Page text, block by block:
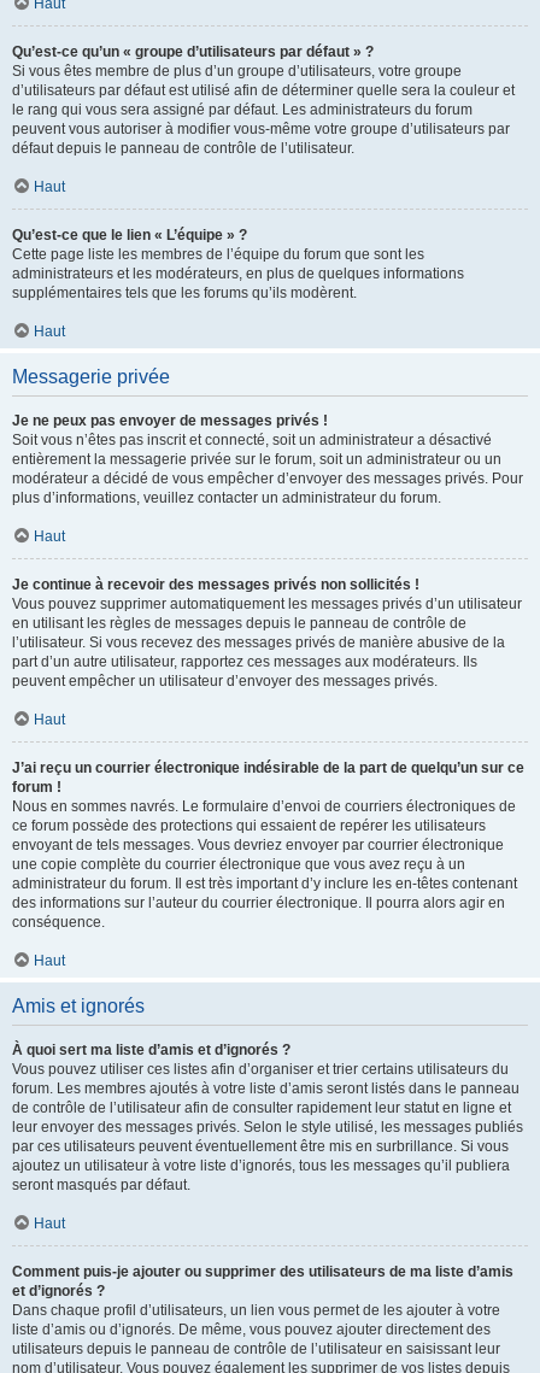
Haut
Qu’est-ce qu’un « groupe d’utilisateurs par défaut » ?
Si vous êtes membre de plus d’un groupe d’utilisateurs, votre groupe
d’utilisateurs par défaut est utilisé afin de déterminer quelle sera la couleur et
le rang qui vous sera assigné par défaut. Les administrateurs du forum
peuvent vous autoriser à modifier vous-même votre groupe d’utilisateurs par
défaut depuis le panneau de contrôle de l’utilisateur.
Haut
Qu’est-ce que le lien « L’équipe » ?
Cette page liste les membres de l’équipe du forum que sont les
administrateurs et les modérateurs, en plus de quelques informations
supplémentaires tels que les forums qu’ils modèrent.
Haut
Messagerie privée
Je ne peux pas envoyer de messages privés !
Soit vous n’êtes pas inscrit et connecté, soit un administrateur a désactivé
entièrement la messagerie privée sur le forum, soit un administrateur ou un
modérateur a décidé de vous empêcher d’envoyer des messages privés. Pour
plus d’informations, veuillez contacter un administrateur du forum.
Haut
Je continue à recevoir des messages privés non sollicités !
Vous pouvez supprimer automatiquement les messages privés d’un utilisateur
en utilisant les règles de messages depuis le panneau de contrôle de
l’utilisateur. Si vous recevez des messages privés de manière abusive de la
part d’un autre utilisateur, rapportez ces messages aux modérateurs. Ils
peuvent empêcher un utilisateur d’envoyer des messages privés.
Haut
J’ai reçu un courrier électronique indésirable de la part de quelqu’un sur ce
forum !
Nous en sommes navrés. Le formulaire d’envoi de courriers électroniques de
ce forum possède des protections qui essaient de repérer les utilisateurs
envoyant de tels messages. Vous devriez envoyer par courrier électronique
une copie complète du courrier électronique que vous avez reçu à un
administrateur du forum. Il est très important d’y inclure les en-têtes contenant
des informations sur l’auteur du courrier électronique. Il pourra alors agir en
conséquence.
Haut
Amis et ignorés
À quoi sert ma liste d’amis et d’ignorés ?
Vous pouvez utiliser ces listes afin d’organiser et trier certains utilisateurs du
forum. Les membres ajoutés à votre liste d’amis seront listés dans le panneau
de contrôle de l’utilisateur afin de consulter rapidement leur statut en ligne et
leur envoyer des messages privés. Selon le style utilisé, les messages publiés
par ces utilisateurs peuvent éventuellement être mis en surbrillance. Si vous
ajoutez un utilisateur à votre liste d’ignorés, tous les messages qu’il publiera
seront masqués par défaut.
Haut
Comment puis-je ajouter ou supprimer des utilisateurs de ma liste d’amis
et d’ignorés ?
Dans chaque profil d’utilisateurs, un lien vous permet de les ajouter à votre
liste d’amis ou d’ignorés. De même, vous pouvez ajouter directement des
utilisateurs depuis le panneau de contrôle de l’utilisateur en saisissant leur
nom d’utilisateur. Vous pouvez également les supprimer de vos listes depuis